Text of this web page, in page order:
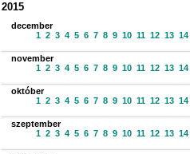
2015
december
1 2 3 4 5 6 7 8 9 10 11 12 13 14
november
1 2 3 4 5 6 7 8 9 10 11 12 13 14
október
1 2 3 4 5 6 7 8 9 10 11 12 13 14
szeptember
1 2 3 4 5 6 7 8 9 10 11 12 13 14